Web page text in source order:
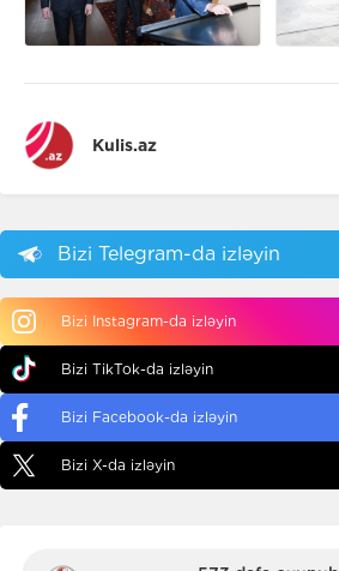
Kulis.az
Bizi Telegram-da izləyin
Bizi Instagram-da izləyin
Bizi TikTok-da izləyin
Bizi Facebook-da izləyin
Bizi X-da izləyin